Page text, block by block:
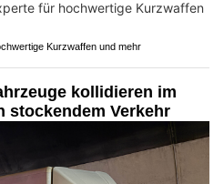
Kurzwaffen und mehr
kollidieren im
stockendem Verkehr